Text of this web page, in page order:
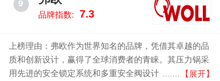
9
品牌指数: 7.3
上榜理由：弗欧作为世界知名的品牌，凭借其卓越的品
质和创新设计，赢得了全球消费者的青睐。其压力锅采
用先进的安全锁定系统和多重安全阀设计，确保使用过
【展开】